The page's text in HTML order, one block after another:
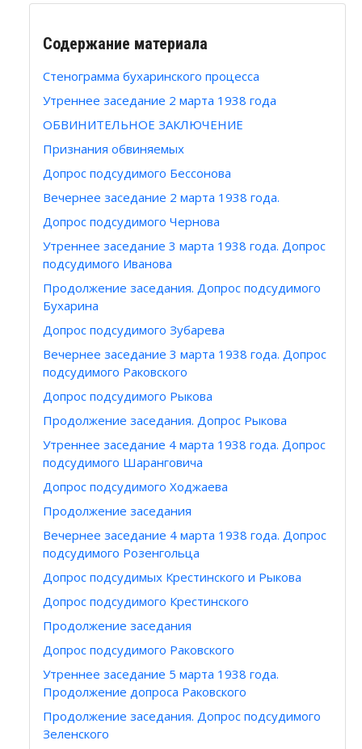
Содержание материала
Стенограмма бухаринского процесса
Утреннее заседание 2 марта 1938 года
ОБВИНИТЕЛЬНОЕ ЗАКЛЮЧЕНИЕ
Признания обвиняемых
Допрос подсудимого Бессонова
Вечернее заседание 2 марта 1938 года.
Допрос подсудимого Чернова
Утреннее заседание 3 марта 1938 года. Допрос
подсудимого Иванова
Продолжение заседания. Допрос подсудимого
Бухарина
Допрос подсудимого Зубарева
Вечернее заседание 3 марта 1938 года. Допрос
подсудимого Раковского
Допрос подсудимого Рыкова
Продолжение заседания. Допрос Рыкова
Утреннее заседание 4 марта 1938 года. Допрос
подсудимого Шаранговича
Допрос подсудимого Ходжаева
Продолжение заседания
Вечернее заседание 4 марта 1938 года. Допрос
подсудимого Розенгольца
Допрос подсудимых Крестинского и Рыкова
Допрос подсудимого Крестинского
Продолжение заседания
Допрос подсудимого Раковского
Утреннее заседание 5 марта 1938 года.
Продолжение допроса Раковского
Продолжение заседания. Допрос подсудимого
Зеленского